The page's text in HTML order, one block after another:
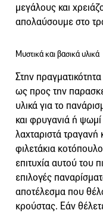
μεγάλους και
απολαύσουμε στο
Μυστικά και βασικά υλικά
Στην
ως προς την
υλικά για το
και φρυγανιά ή ψωμί
λαχταριστά τραγανή
φιλετάκια
επιτυχία αυτού του
επιλογές
αποτέλεσμα που
κρούστας. Εάν